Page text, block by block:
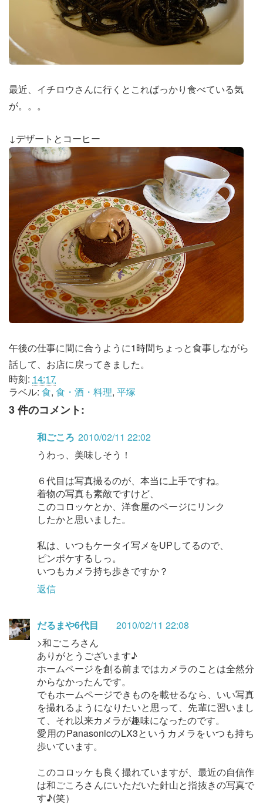
最近、イチロウさんに行くとこればっかり食べている気
が。。。
↓デザートとコーヒー
午後の仕事に間に合うように1時間ちょっと食事しながら
話して、お店に戻ってきました。
時刻: 14:17
ラベル: 食, 食・酒・料理, 平塚
3 件のコメント:
和ごころ 2010/02/11 22:02
うわっ、美味しそう！
６代目は写真撮るのが、本当に上手ですね。
着物の写真も素敵ですけど、
このコロッケとか、洋食屋のページにリンク
したかと思いました。
私は、いつもケータイ写メをUPしてるので、
ピンボケするしっ。
いつもカメラ持ち歩きですか？
返信
だるまや6代目
2010/02/11 22:08
>和ごころさん
ありがとうございます♪
ホームページを創る前まではカメラのことは全然分
からなかったんです。
でもホームページできものを載せるなら、いい写真
を撮れるようになりたいと思って、先輩に習いまし
て、それ以来カメラが趣味になったのです。
愛用のPanasonicのLX3というカメラをいつも持ち
歩いています。
このコロッケも良く撮れていますが、最近の自信作
は和ごころさんにいただいた針山と指抜きの写真で
す♪(笑）